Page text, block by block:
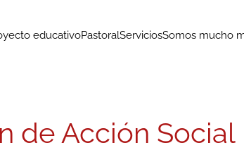
educativoPastoralServiciosSomos mucho
de Acción Social